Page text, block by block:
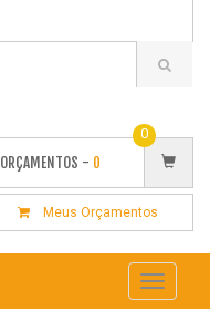
ORÇAMENTOS - 0
0
Meus Orçamentos
Toggle